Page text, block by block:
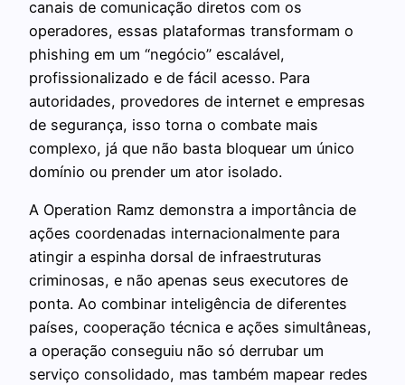
canais de comunicação diretos com os
operadores, essas plataformas transformam o
phishing em um “negócio” escalável,
profissionalizado e de fácil acesso. Para
autoridades, provedores de internet e empresas
de segurança, isso torna o combate mais
complexo, já que não basta bloquear um único
domínio ou prender um ator isolado.
A Operation Ramz demonstra a importância de
ações coordenadas internacionalmente para
atingir a espinha dorsal de infraestruturas
criminosas, e não apenas seus executores de
ponta. Ao combinar inteligência de diferentes
países, cooperação técnica e ações simultâneas,
a operação conseguiu não só derrubar um
serviço consolidado, mas também mapear redes